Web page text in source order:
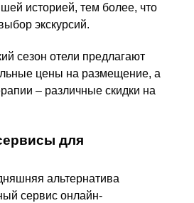
историей, тем более, что
экскурсий.
сезон отели предлагают
цены на размещение, а
– различные скидки на
для
альтернатива
сервис онлайн-